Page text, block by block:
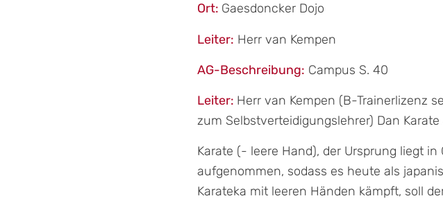
Ort: Gaesdoncker Dojo
Leiter: Herr van Kempen
AG-Beschreibung: Campus S. 40
Leiter: Herr van Kempen (B-Trainerlizenz
zum Selbstverteidigungslehrer) Dan Karate
Karate (- leere Hand), der Ursprung liegt
aufgenommen, sodass es heute als
Karateka mit leeren Händen kämpft, soll